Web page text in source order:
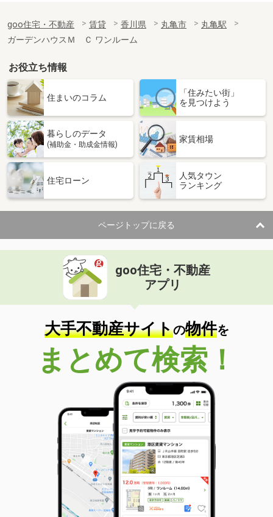
goo住宅・不動産 賃貸 香川県 丸亀市
丸亀駅
ガーデンハウスＭ Ｃ ワンルーム
お役立ち情報
住まいのコラム
「住みたい街」
を見つけよう
暮らしのデータ
(補助金・助成金情報)
家賃相場
住宅ローン
人気タウン
ランキング
ページトップに戻る
goo住宅・不動産
アプリ
大手不動産サイトの物件を
まとめて検索！